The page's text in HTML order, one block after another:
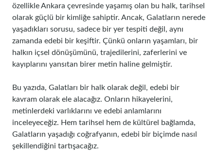
özellikle Ankara çevresinde yaşamış olan bu halk, tarihsel
olarak güçlü bir kimliğe sahiptir. Ancak, Galatların nerede
yaşadıkları sorusu, sadece bir yer tespiti değil, aynı
zamanda edebi bir keşiftir. Çünkü onların yaşamları, bir
halkın içsel dönüşümünü, trajedilerini, zaferlerini ve
kayıplarını yansıtan birer metin haline gelmiştir.
Bu yazıda, Galatları bir halk olarak değil, edebi bir
kavram olarak ele alacağız. Onların hikayelerini,
metinlerdeki varlıklarını ve edebi anlamlarını
inceleyeceğiz. Hem tarihsel hem de kültürel bağlamda,
Galatların yaşadığı coğrafyanın, edebi bir biçimde nasıl
şekillendiğini tartışacağız.